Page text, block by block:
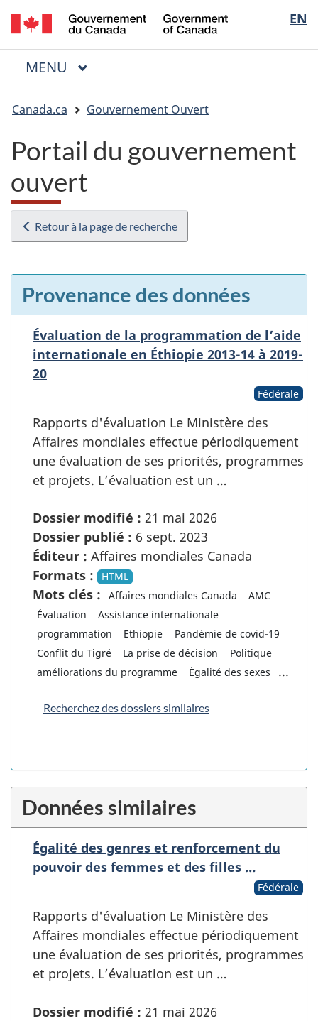
Passer
au
contenu
Passer
à
« Au
Passer
à
la
EN
of
Menu
MENU PRINCIPAL
êtes
ici
Canada.ca Gouvernement Ouvert
Portail du gouvernement
ouvert
Retour à la page de recherche
Provenance des données
Évaluation de la programmation de l’aide
internationale en Éthiopie 2013-14 à 2019-
20
Fédérale
Rapports d'évaluation Le Ministère des
Affaires mondiales effectue périodiquement
une évaluation de ses priorités, programmes
et projets. L’évaluation est un …
Dossier modifié : 21 mai 2026
Dossier publié : 6 sept. 2023
Éditeur : Affaires mondiales Canada
Formats :
HTML
Mots clés : Affaires mondiales Canada
AMC
Évaluation
Assistance internationale
programmation
Ethiopie
Pandémie de covid-19
Conflit du Tigré
La prise de décision
Politique
améliorations du programme
Égalité des sexes ...
Recherchez des dossiers similaires
Données similaires
Égalité des genres et renforcement du
pouvoir des femmes et des filles …
Fédérale
Rapports d'évaluation Le Ministère des
Affaires mondiales effectue périodiquement
une évaluation de ses priorités, programmes
et projets. L’évaluation est un …
Dossier modifié : 21 mai 2026